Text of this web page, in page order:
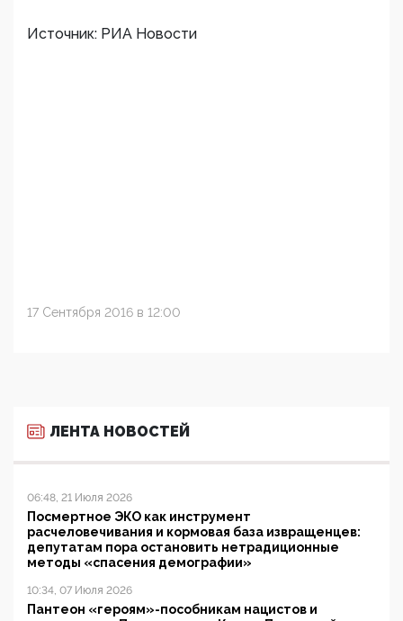
Источник: РИА Новости
17 Сентября 2016 в 12:00
ЛЕНТА НОВОСТЕЙ
06:48, 21 Июля 2026
Посмертное ЭКО как инструмент
расчеловечивания и кормовая база извращенцев:
депутатам пора остановить нетрадиционные
методы «спасения демографии»
10:34, 07 Июля 2026
Пантеон «героям»-пособникам нацистов и